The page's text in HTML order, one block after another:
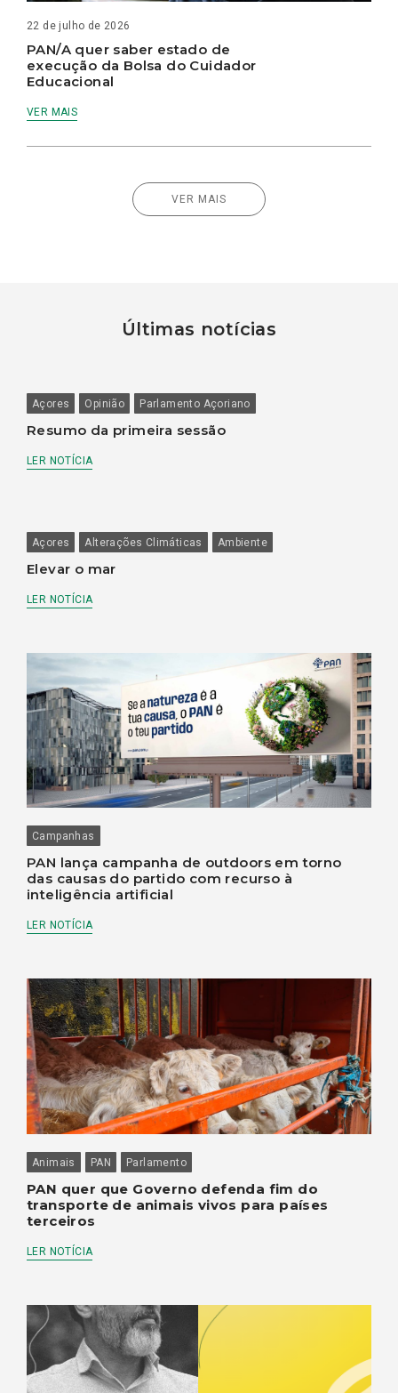
22 de julho de 2026
PAN/A quer saber estado de
execução da Bolsa do Cuidador
Educacional
VER MAIS
VER MAIS
Últimas notícias
Açores Opinião Parlamento Açoriano
Resumo da primeira sessão
LER NOTÍCIA
Açores Alterações Climáticas Ambiente
Elevar o mar
LER NOTÍCIA
Campanhas
PAN lança campanha de outdoors em torno
das causas do partido com recurso à
inteligência artificial
LER NOTÍCIA
Animais PAN Parlamento
PAN quer que Governo defenda fim do
transporte de animais vivos para países
terceiros
LER NOTÍCIA